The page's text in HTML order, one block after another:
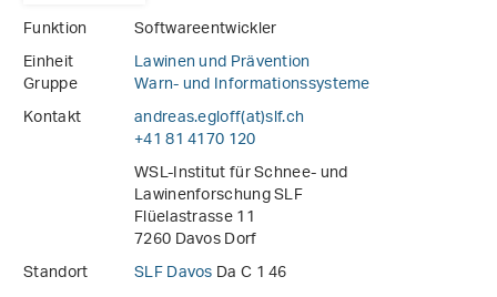
Funktion
Softwareentwickler
Einheit
Lawinen und Prävention
Gruppe
Warn- und Informationssysteme
Kontakt
andreas.egloff(at)slf.ch
+41 81 4170 120
WSL-Institut für Schnee- und
Lawinenforschung SLF
Flüelastrasse 11
7260 Davos Dorf
Standort
SLF DavosDa C 1 46